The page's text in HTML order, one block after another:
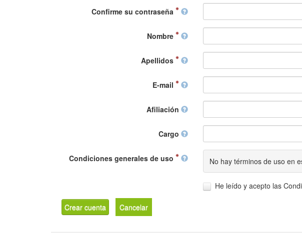
Confirme su contraseña
Nombre
Apellidos
E-mail
Afiliación
Cargo
Condiciones generales de uso No hay términos de uso en
He leído y acepto las
Crear cuenta Cancelar